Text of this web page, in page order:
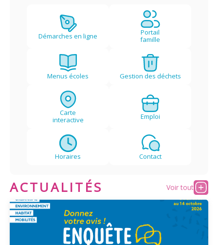
Démarches en ligne
Portail
famille
Menus écoles Gestion des déchets
Carte
interactive
Emploi
Horaires Contact
ACTUALITÉS Voir tout